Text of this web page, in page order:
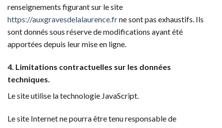
renseignements figurant sur le site
https://auxgravesdelalaurence.frne sont pas exhaustifs. Ils
sont donnés sous réserve de modifications ayant été
apportées depuis leur mise en ligne.
4. Limitations contractuelles sur les données
techniques.
Le site utilise la technologie JavaScript.
Le site Internet ne pourra être tenu responsable de